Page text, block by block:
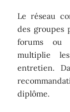
Le réseau
des groupes
forums ou
multiplie
entretien.
diplôme.